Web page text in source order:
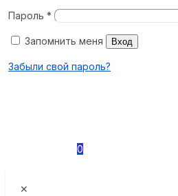
Пароль*
Запомнить меня Вход
Забыли свой пароль?
0
✕